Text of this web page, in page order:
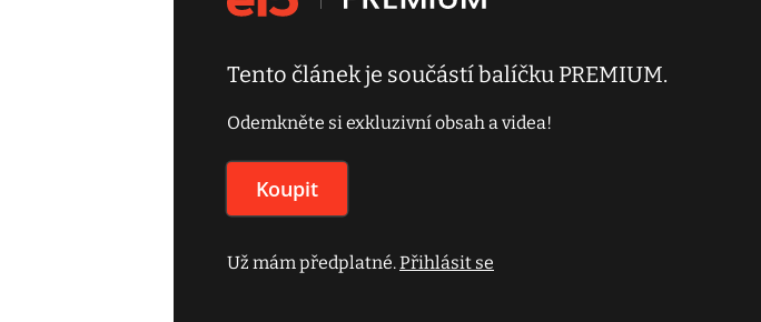
Tento článek je součástí balíčku PREMIUM.
Odemkněte si exkluzivní obsah a videa!
Koupit
Už mám předplatné.Přihlásit se